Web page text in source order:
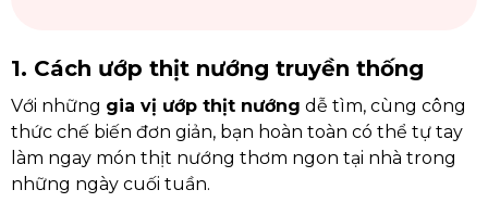
1. Cách ướp thịt nướng truyền thống
Với những gia vị ướp thịt nướng dễ tìm, cùng công
thức chế biến đơn giản, bạn hoàn toàn có thể tự tay
làm ngay món thịt nướng thơm ngon tại nhà trong
những ngày cuối tuần.